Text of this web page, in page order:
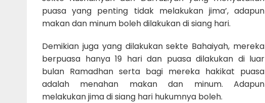
puasa yang penting tidak melakukan jima’, adapun
makan dan minum boleh dilakukan di siang hari.
Demikian juga yang dilakukan sekte Bahaiyah, mereka
berpuasa hanya 19 hari dan puasa dilakukan di luar
bulan Ramadhan serta bagi mereka hakikat puasa
adalah menahan makan dan minum. Adapun
melakukan jima di siang hari hukumnya boleh.